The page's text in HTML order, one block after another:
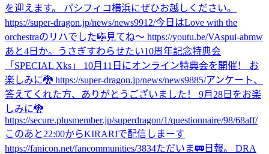
を迎えます。 パシフィコ横浜にぜひお越しください。
https://super-dragon.jp/news/news9912/今日はLove with the
orchestraのリハでした🎼 見てね〜 https://youtu.be/VAspui-abmw
あと4日か。
うさぎすわらせたい10周年記念特典会
「SPECIAL Xks」 10月11日にオンライン特典会を開催！ お
楽しみに🐉 https://super-dragon.jp/news/news9885/アンケート、
答えてくれた方、ありがとうございました！ 9月28日をお楽
しみに🐉
https://secure.plusmember.jp/superdragon/1/questionnaire/98/68aff/
このあと22:00からKIRARIで配信しまーす
https://fanicon.net/fancommunities/3834ただいま🚃 日報。 DRA